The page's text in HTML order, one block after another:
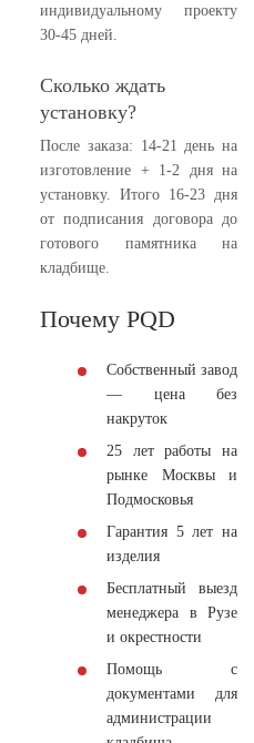
индивидуальному проекту
30-45 дней.
Сколько ждать
установку?
После заказа: 14-21 день на
изготовление + 1-2 дня на
установку. Итого 16-23 дня
от подписания договора до
готового памятника на
кладбище.
Почему PQD
Собственный завод
— цена без
накруток
25 лет работы на
рынке Москвы и
Подмосковья
Гарантия 5 лет на
изделия
Бесплатный выезд
менеджера в Рузе
и окрестности
Помощь с
документами для
администрации